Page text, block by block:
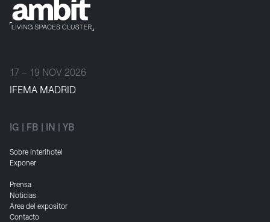
17 – 19 NOV 2026
IFEMA MADRID
IG FB IN YB
Sobre interihotel
Exponer
Prensa
Noticias
Area del expositor
Contacto